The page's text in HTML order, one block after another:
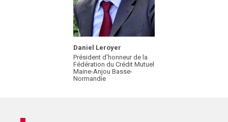
Daniel Leroyer
Président d'honneur de la
Fédération du Crédit Mutuel
Maine-Anjou Basse-
Normandie